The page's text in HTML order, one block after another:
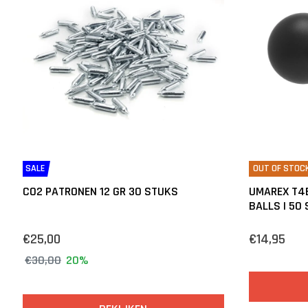
SALE
CO2 PATRONEN 12 GR 30 STUKS
€25,00
€30,00 20%
OUT OF
UMAREX
BALLS | 50
€14,95